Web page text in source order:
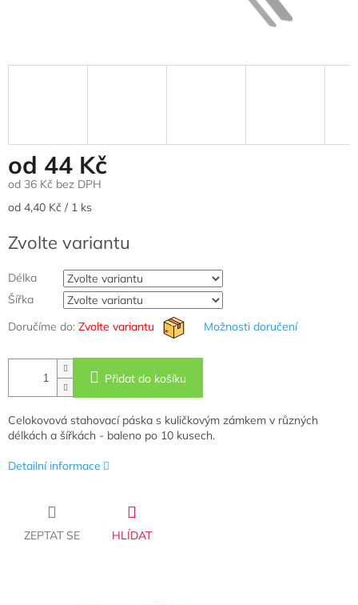
od 44 Kč
od 36 Kč bez DPH
Měrná
od 4,40 Kč / 1 ks
Zvolte variantu
Délka
Šířka
Doručíme do: Zvolte variantu Možnosti doručení
Přidat do košíku
Celokovová stahovací páska s kuličkovým zámkem v různých
délkách a šířkách - baleno po 10 kusech.
Detailní informace
ZEPTAT SE HLÍDAT